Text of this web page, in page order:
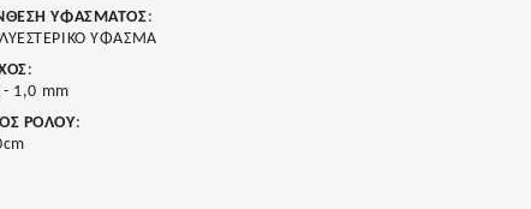
ΥΦΑΣΜΑΤΟΣ:
ΥΦΑΣΜΑ
:
- 1,0 mm
ΡΟΛΟΥ: